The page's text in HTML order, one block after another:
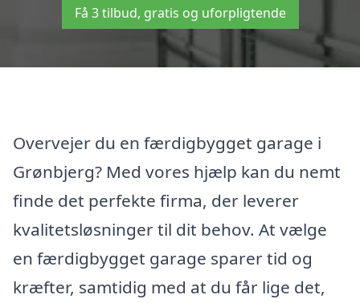
Få 3 tilbud, gratis og uforpligtende
Overvejer du en færdigbygget garage i
Grønbjerg? Med vores hjælp kan du nemt
finde det perfekte firma, der leverer
kvalitetsløsninger til dit behov. At vælge
en færdigbygget garage sparer tid og
kræfter, samtidig med at du får lige det,